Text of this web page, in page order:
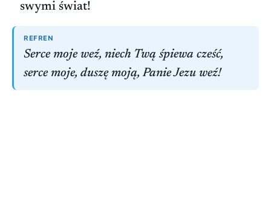
swymi świat!
REFREN
Serce moje weź, niech Twą śpiewa cześć,
serce moje, duszę moją, Panie Jezu weź!